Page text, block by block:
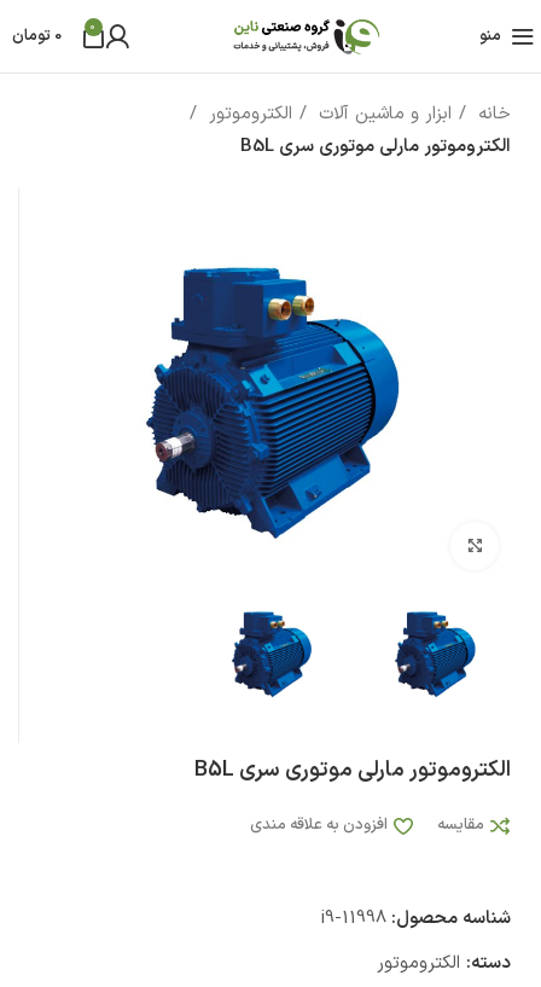
منو 0
0 تومان
خانه ابزار و ماشین آلات
الکتروموتور
الکتروموتور مارلی موتوری سری B5L
الکتروموتور مارلی موتوری سری B5L
مقایسه افزودن به علاقه مندی
شناسه محصول: i9-11998
دسته: الکتروموتور